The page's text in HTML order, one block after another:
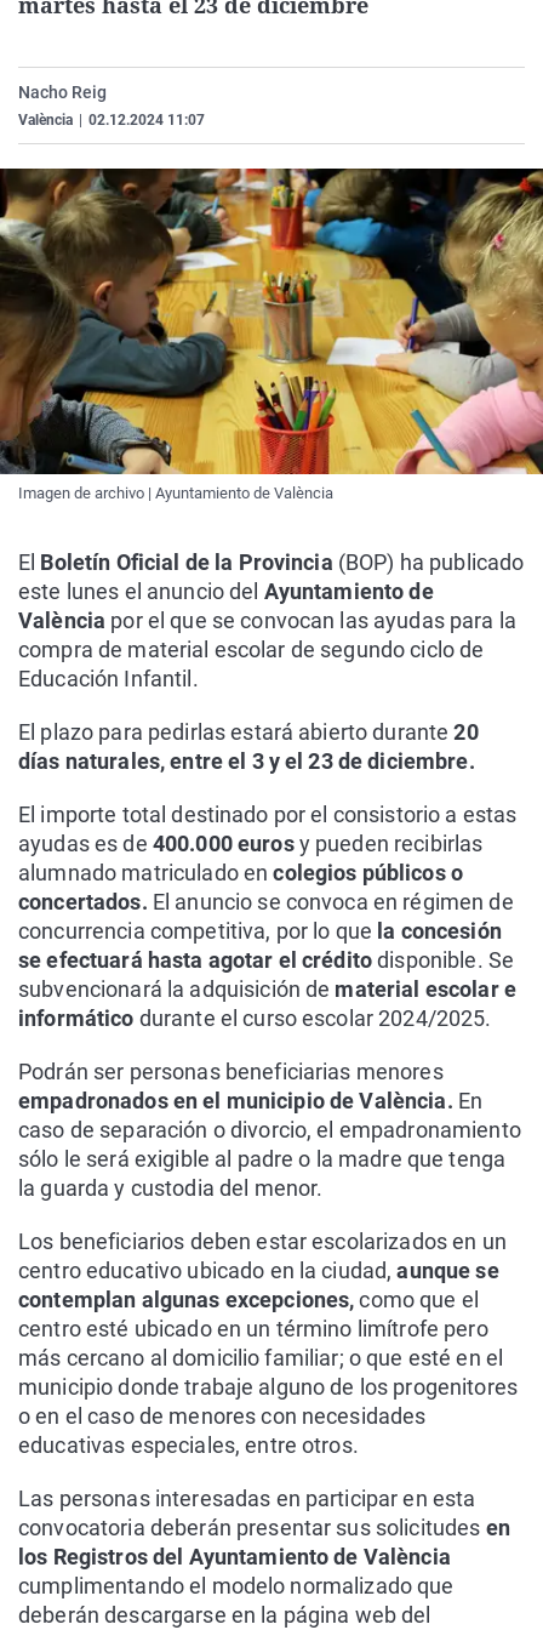
La rosa de los vientos
Gente viajera
Caso
Retornados
Operación Viuda
Extremadura
Galicia
Navarra
País Vasco
Virales
Televisión
Nacho Reig
València 02.12.2024 11:07
Imagen de archivo | Ayuntamiento de València
El Boletín Oficial de la Provincia (BOP) ha publicado
este lunes el anuncio del Ayuntamiento de
València por el que se convocan las ayudas para la
compra de material escolar de segundo ciclo de
Educación Infantil.
El plazo para pedirlas estará abierto durante20
días naturales, entre el 3 y el 23 de diciembre.
El importe total destinado por el consistorio a estas
ayudas es de 400.000 eurosy pueden recibirlas
alumnado matriculado en colegios públicos o
concertados. El anuncio se convoca en régimen de
concurrencia competitiva, por lo que la concesión
se efectuará hasta agotar el créditodisponible. Se
subvencionará la adquisición de material escolar e
informático durante el curso escolar 2024/2025.
Podrán ser personas beneficiarias menores
empadronados en el municipio de València. En
caso de separación o divorcio, el empadronamiento
sólo le será exigible al padre o la madre que tenga
la guarda y custodia del menor.
Los beneficiarios deben estar escolarizados en un
centro educativo ubicado en la ciudad, aunque se
contemplan algunas excepciones,como que el
centro esté ubicado en un término limítrofe pero
más cercano al domicilio familiar; o que esté en el
municipio donde trabaje alguno de los progenitores
o en el caso de menores con necesidades
educativas especiales, entre otros.
Las personas interesadas en participar en esta
convocatoria deberán presentar sus solicitudes en
los Registros del Ayuntamiento de València
cumplimentando el modelo normalizado que
deberán descargarse en la página web del